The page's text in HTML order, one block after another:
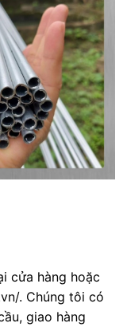
cửa hàng hoặc
. Chúng tôi có
giao hàng